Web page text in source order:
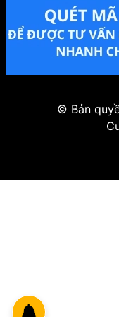
Máy mài pin dùng đá
Khi dùng máy mài pin
kiện theo vật liệu. Đá
làm giảm hiệu quả, gây
Cần kiểm tra đá trước
văng của đá và luôn
Máy mài pin có thể tự
máy quá nóng hoặc
này, người dùng nên
© Bản